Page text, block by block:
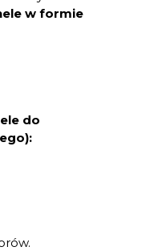
w formie
do